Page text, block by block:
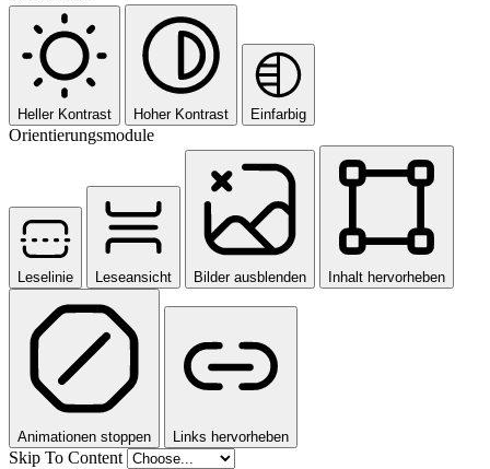
Heller Kontrast Hoher Kontrast Einfarbig
Orientierungsmodule
Leselinie Leseansicht Bilder ausblenden Inhalt hervorheben
Animationen stoppen Links hervorheben
Skip To Content